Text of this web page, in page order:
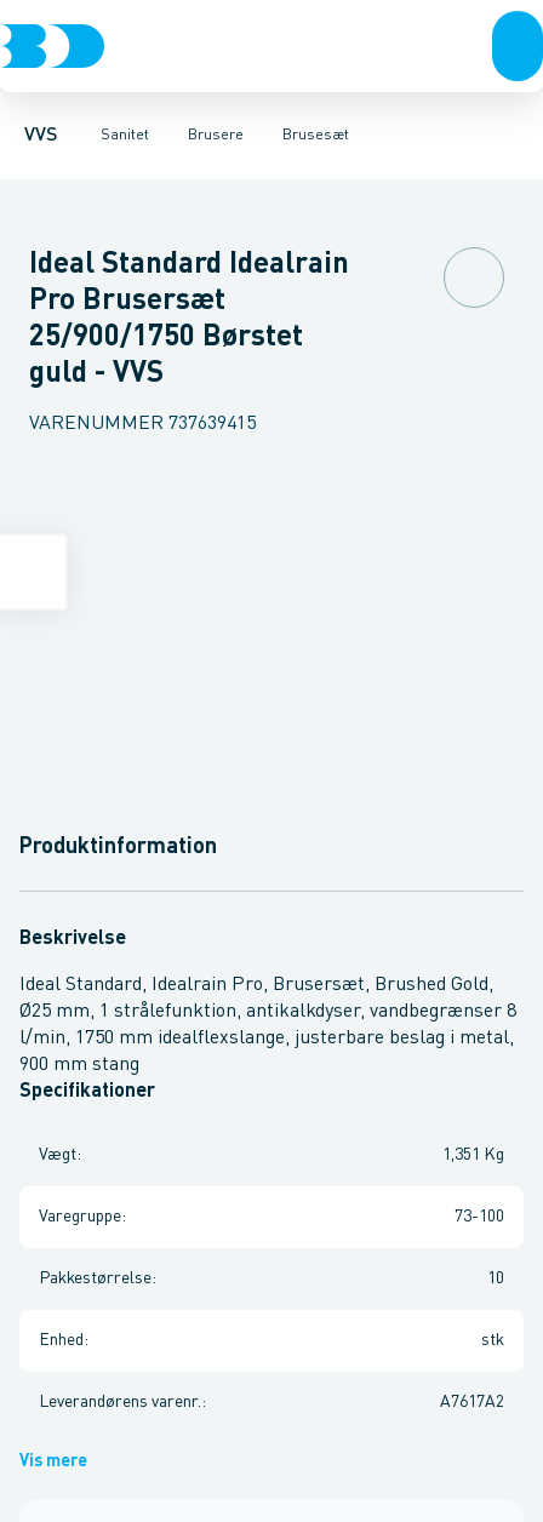
VVS Sanitet
Rør & fittingsPressfittings & rørKuglehaner & ventiler
Brusere
Toiletter, sæder og cisterner VaskeArmaturer
Brusesæt
HåndbrusereBruseslanger BrusesætBrusestænger
Ideal Standard Idealrain
Pro Brusersæt
25/900/1750 Børstet
guld - VVS
VARENUMMER 737639415
Produktinformation
Beskrivelse
Ideal Standard, Idealrain Pro, Brusersæt, Brushed Gold,
Ø25 mm, 1 strålefunktion, antikalkdyser, vandbegrænser 8
l/min, 1750 mm idealflexslange, justerbare beslag i metal,
900 mm stang
Specifikationer
Vægt: 1,351 Kg
Varegruppe: 73-100
Pakkestørrelse: 10
Enhed : stk
Leverandørens varenr. : A7617A2
Vis mere